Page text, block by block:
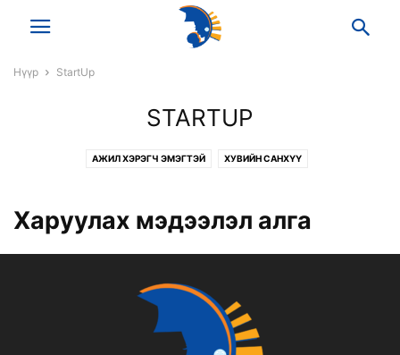
Нүүр StartUp
STARTUP
АЖИЛ ХЭРЭГЧ ЭМЭГТЭЙ ХУВИЙН САНХҮҮ
Харуулах мэдээлэл алга